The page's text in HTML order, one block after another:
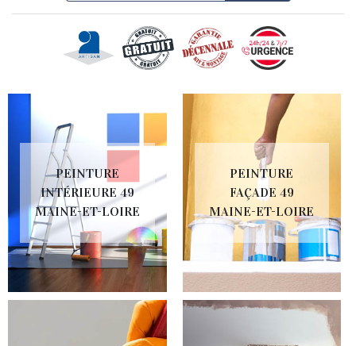
PEINTURE
INTÉRIEURE 49
MAINE-ET-LOIRE
PEINTURE
FAÇADE 49
MAINE-ET-LOIRE